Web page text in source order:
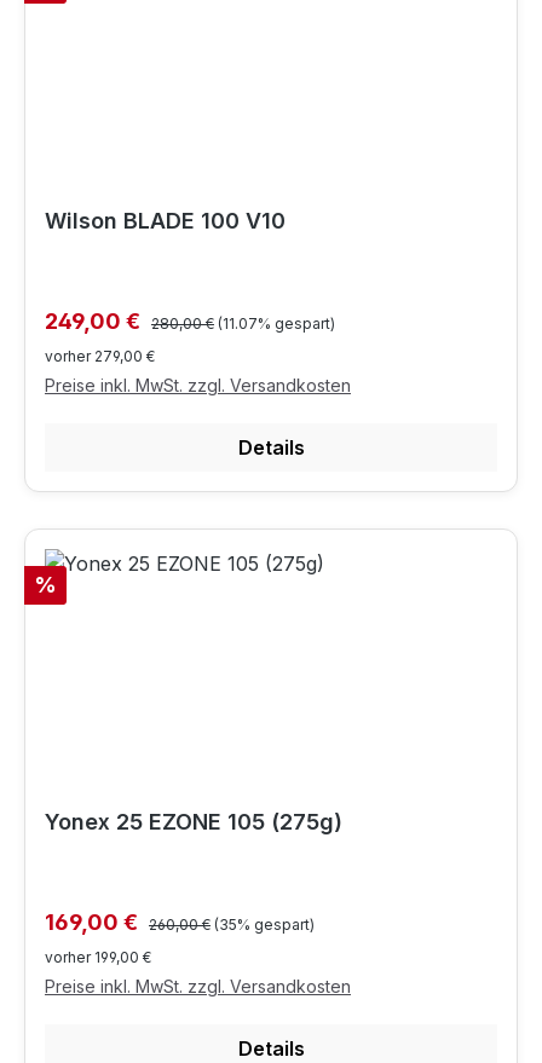
Wilson BLADE 100 V10
Verkaufspreis:
249,00 € Regulärer Preis:
280,00 € (11.07% gespart)
vorher 279,00 €
Preise inkl. MwSt. zzgl. Versandkosten
Details
Rabatt
%
Yonex 25 EZONE 105 (275g)
Verkaufspreis:
169,00 € Regulärer Preis:
260,00 € (35% gespart)
vorher 199,00 €
Preise inkl. MwSt. zzgl. Versandkosten
Details